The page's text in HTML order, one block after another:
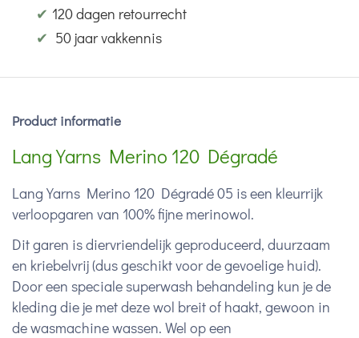
✔ 120 dagen retourrecht
✔ 50 jaar vakkennis
Product informatie
Lang Yarns Merino 120 Dégradé
Lang Yarns Merino 120 Dégradé 05 is een kleurrijk
verloopgaren van 100% fijne merinowol.
Dit garen is diervriendelijk geproduceerd, duurzaam
en kriebelvrij (dus geschikt voor de gevoelige huid).
Door een speciale superwash behandeling kun je de
kleding die je met deze wol breit of haakt, gewoon in
de wasmachine wassen. Wel op een